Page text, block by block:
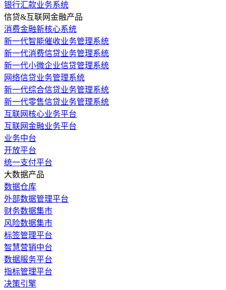
银行汇款业务系统
信贷&互联网金融产品
消费金融新核心系统
新一代智能催收业务管理系统
新一代消费信贷业务管理系统
新一代小微企业信贷管理系统
网络信贷业务管理系统
新一代综合信贷业务管理系统
新一代零售信贷业务管理系统
互联网核心业务平台
互联网金融业务平台
业务中台
开放平台
统一支付平台
大数据产品
数据仓库
外部数据管理平台
财务数据集市
风险数据集市
标签管理平台
智慧营销中台
数据服务平台
指标管理平台
决策引擎